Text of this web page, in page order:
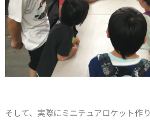
そして、実際にミニチュアロケット作り